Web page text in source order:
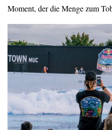
Moment, der die Menge zum